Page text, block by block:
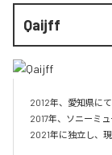
Qaijff
2012年、愛知県にて
2017年、ソニーミ
2021年に独立し、